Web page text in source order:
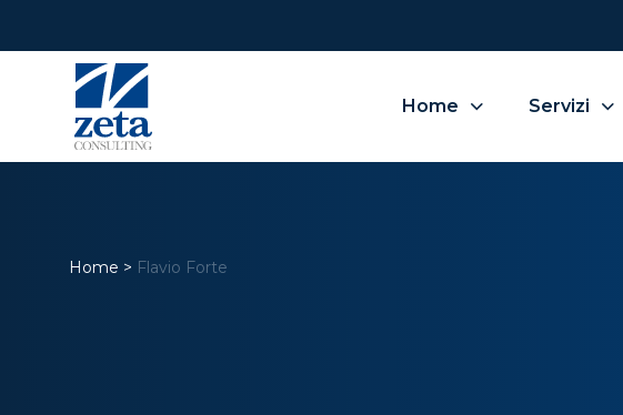
Home Servizi
Home > Flavio Forte